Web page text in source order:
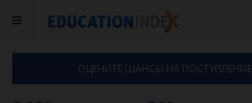
ОЦЕНИТЕ ШАНСЫ НА ПОСТУПЛЕНИЕ